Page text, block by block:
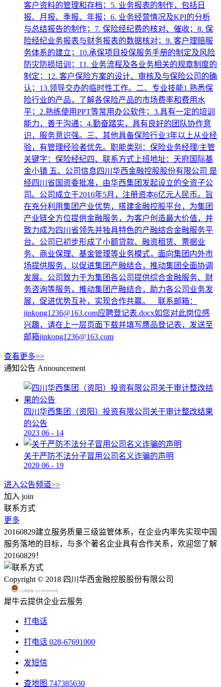
客户资料的管理和存档；5. 业务报表的制作，包括日
报、月报、季报、年报；6. 业务经营情况及KPI的分析
与总结报告的制作；7. 保险经纪费的核对、催收；8. 保
险经纪业务报表与财务报表的数据核对；9. 客户理赔服
务体系的建立；10.承保项目投保服务手册的制定及风险
防灾防损培训；11. 业务流程及各业务相关的规章制度的
制定；12. 客户保险方案的设计、审核及与保险公司的确
认；13.领导交办的临时性工作。二、专业技能1.熟悉保
险行业的产品，了解各保险产品的市场费率和费用水
平；2.熟练使用PPT等常用办公软件；3.具有一定的培训
能力，善于沟通；4.勤奋踏实，具有良好的团队协作意
识，服务意识强。三、其他具备保险行业3年以上从业经
验，有管理经验者优先。职能类别：保险业务经理/主管
关键字：保险经纪四、联系方式上班地址：天府国际基
金小镇 五、公司信息四川华西金融控股股份有限公司 是
经四川省国资委批准，由华西集团发起设立的全资子公
司。公司成立于2016年5月，注册资本6亿元人民币。旨
在充分利用集团产业优势，搭建金融控股平台，为集团
产业链全方位提供金融服务，为客户创造最大价值，并
致力成为四川省领先并独具特色的产融结合金融服务平
台。公司已初步形成了小额贷款、融资租赁、票据业
务、商业保理、基金管理等业务模式，面向集团内外市
场提供服务，以促进集团产融结合，推动集团全面协调
发展。公司致力于为集团各公司提供综合金融服务、财
务咨询等服务，推动集团产融结合，助力各公司业务发
展，促进优势互补，实现合作共赢。 联系邮箱：
jinkong1236@163.com应聘登记表.docx如您对此岗位感
兴趣，请在上一层页面下载并填写赝品登记表，发送至
邮箱jinkong1236@163.com
查看更多>>
通知公告 Announcement
四川华西集团（资阳）投资有限公司关于审计整改结果
的公告
2023 06 - 14
关于严防不法分子冒用公司名义诈骗的声明
2020 06 - 19
进入公告频道>>
加入 join
联系方式
更多
20160829建立服务质量三级监管体系，在企业内率先实现中国
服务落地的目标，与多个著名企业具有合作关系，欢迎您了解
20160829！
Copyright © 2018 四川华西金融控股股份有限公司
川公网安备 51015602000580号
犀牛云提供企业云服务
打电话
打电话 028-67691000
发短信
查地图 747385630